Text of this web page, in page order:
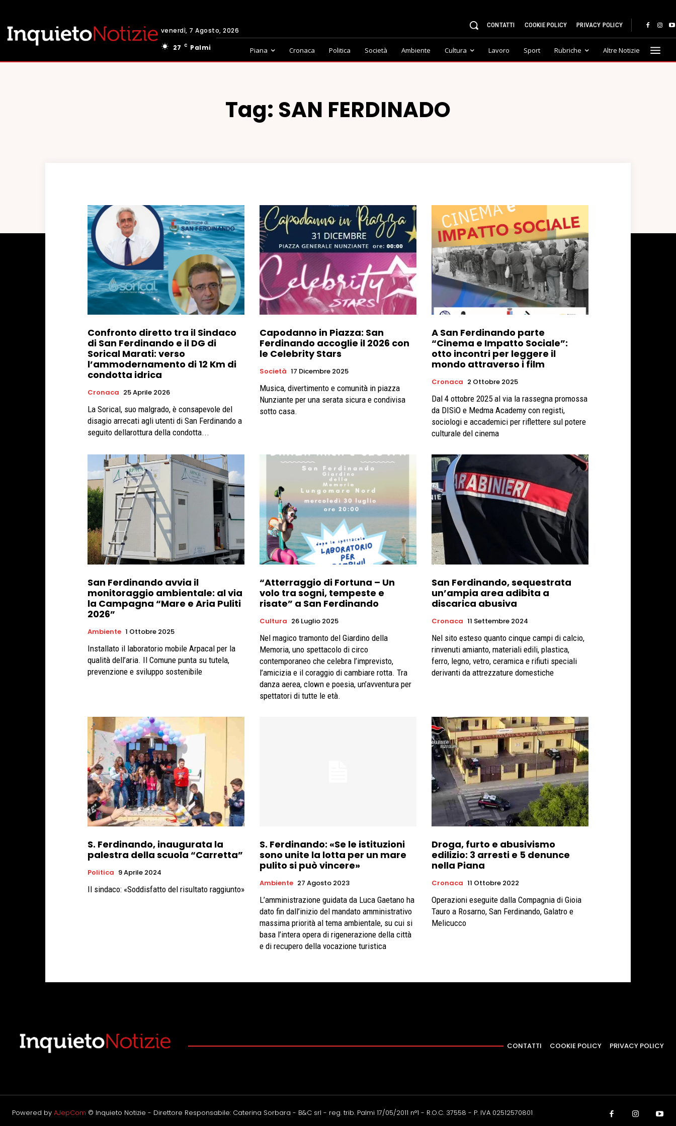
venerdì, 7 Agosto, 2026
27
C Palmi
CONTATTI COOKIE POLICY PRIVACY POLICY
Piana Cronaca Politica Società Ambiente Cultura Lavoro Sport Rubriche Altre Notizie
Tag: SAN FERDINADO
Confronto diretto tra il Sindaco
di San Ferdinando e il DG di
Sorical Marati: verso
l’ammodernamento di 12 Km di
condotta idrica
Cronaca 25 Aprile 2026
La Sorical, suo malgrado, è consapevole del
disagio arrecati agli utenti di San Ferdinando a
seguito dellarottura della condotta...
Capodanno in Piazza: San
Ferdinando accoglie il 2026 con
le Celebrity Stars
Società 17 Dicembre 2025
Musica, divertimento e comunità in piazza
Nunziante per una serata sicura e condivisa
sotto casa.
A San Ferdinando parte
“Cinema e Impatto Sociale”:
otto incontri per leggere il
mondo attraverso i film
Cronaca 2 Ottobre 2025
Dal 4 ottobre 2025 al via la rassegna promossa
da DISìO e Medma Academy con registi,
sociologi e accademici per riflettere sul potere
culturale del cinema
San Ferdinando avvia il
monitoraggio ambientale: al via
la Campagna “Mare e Aria Puliti
2026”
Ambiente 1 Ottobre 2025
Installato il laboratorio mobile Arpacal per la
qualità dell’aria. Il Comune punta su tutela,
prevenzione e sviluppo sostenibile
“Atterraggio di Fortuna – Un
volo tra sogni, tempeste e
risate” a San Ferdinando
Cultura 26 Luglio 2025
Nel magico tramonto del Giardino della
Memoria, uno spettacolo di circo
contemporaneo che celebra l’imprevisto,
l’amicizia e il coraggio di cambiare rotta. Tra
danza aerea, clown e poesia, un’avventura per
spettatori di tutte le età.
San Ferdinando, sequestrata
un’ampia area adibita a
discarica abusiva
Cronaca 11 Settembre 2024
Nel sito esteso quanto cinque campi di calcio,
rinvenuti amianto, materiali edili, plastica,
ferro, legno, vetro, ceramica e rifiuti speciali
derivanti da attrezzature domestiche
S. Ferdinando, inaugurata la
palestra della scuola “Carretta”
Politica 9 Aprile 2024
Il sindaco: «Soddisfatto del risultato raggiunto»
S. Ferdinando: «Se le istituzioni
sono unite la lotta per un mare
pulito si può vincere»
Ambiente 27 Agosto 2023
L’amministrazione guidata da Luca Gaetano ha
dato fin dall’inizio del mandato amministrativo
massima priorità al tema ambientale, su cui si
basa l’intera opera di rigenerazione della città
e di recupero della vocazione turistica
Droga, furto e abusivismo
edilizio: 3 arresti e 5 denunce
nella Piana
Cronaca 11 Ottobre 2022
Operazioni eseguite dalla Compagnia di Gioia
Tauro a Rosarno, San Ferdinando, Galatro e
Melicucco
CONTATTI COOKIE POLICY PRIVACY POLICY
Powered by AJepCom © Inquieto Notizie - Direttore Responsabile: Caterina Sorbara - B&C srl - reg. trib. Palmi 17/05/2011 n°1 - R.O.C. 37558 - P. IVA 02512570801